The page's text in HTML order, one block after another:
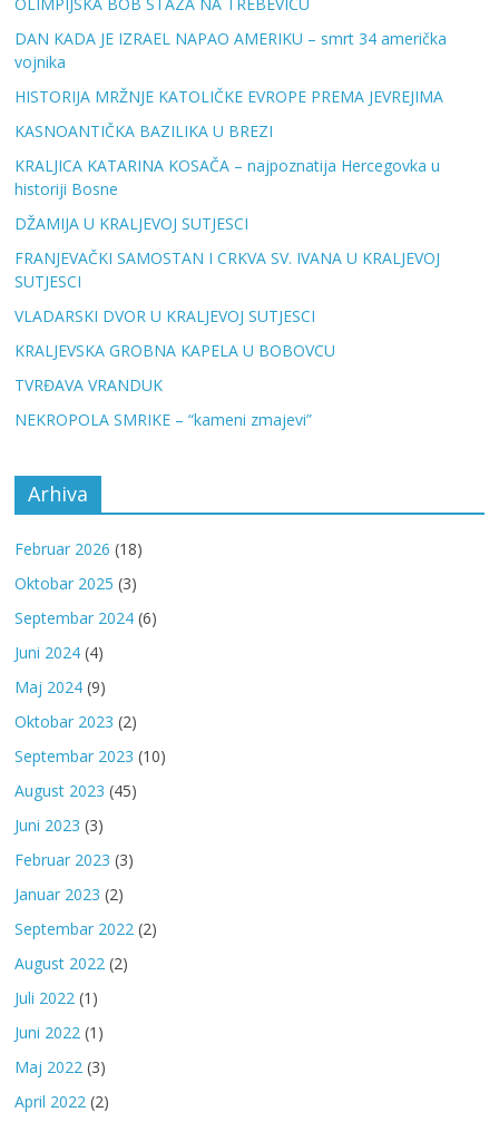
DAN KADA JE IZRAEL NAPAO AMERIKU – smrt 34 američka
vojnika
HISTORIJA MRŽNJE KATOLIČKE EVROPE PREMA JEVREJIMA
KASNOANTIČKA BAZILIKA U BREZI
KRALJICA KATARINA KOSAČA – najpoznatija Hercegovka u
historiji Bosne
DŽAMIJA U KRALJEVOJ SUTJESCI
FRANJEVAČKI SAMOSTAN I CRKVA SV. IVANA U KRALJEVOJ
SUTJESCI
VLADARSKI DVOR U KRALJEVOJ SUTJESCI
KRALJEVSKA GROBNA KAPELA U BOBOVCU
TVRĐAVA VRANDUK
NEKROPOLA SMRIKE – “kameni zmajevi”
Arhiva
Februar 2026 (18)
Oktobar 2025 (3)
Septembar 2024 (6)
Juni 2024 (4)
Maj 2024 (9)
Oktobar 2023 (2)
Septembar 2023 (10)
August 2023 (45)
Juni 2023 (3)
Februar 2023 (3)
Januar 2023 (2)
Septembar 2022 (2)
August 2022 (2)
Juli 2022 (1)
Juni 2022 (1)
Maj 2022 (3)
April 2022 (2)